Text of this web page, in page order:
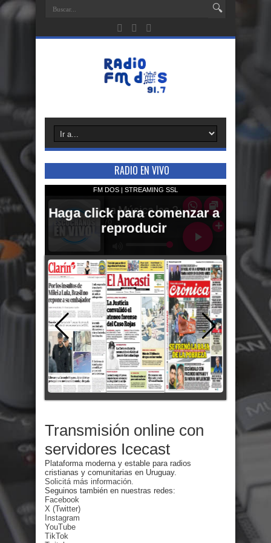
RADIO EN VIVO
Transmisión online con
servidores Icecast
Plataforma moderna y estable para radios
cristianas y comunitarias en Uruguay.
Solicitá más información.
Seguinos también en nuestras redes:
Facebook
X (Twitter)
Instagram
YouTube
TikTok